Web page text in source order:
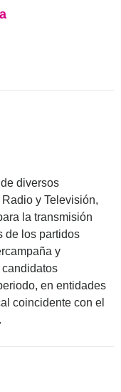
diversos
y Televisión,
la transmisión
de los partidos
y
en entidades
coincidente con el